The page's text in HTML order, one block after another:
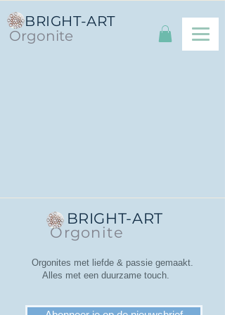
BRIGHT-ART
Orgonite
BRIGHT-ART
Orgonite
Orgonites met liefde & passie gemaakt.
Alles met een duurzame touch.